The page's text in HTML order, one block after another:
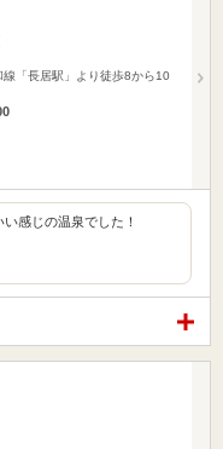
「長居駅」より徒歩8から10
感じの温泉でした！